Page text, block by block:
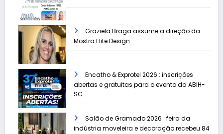
Graziela Braga assume a direção da
Mostra Elite Design
Encatho & Exprotel 2026 : inscrições
abertas e gratuitas para o evento da ABIH-
SC
Salão de Gramado 2026 : feira da
indústria moveleira e decoração recebeu 84